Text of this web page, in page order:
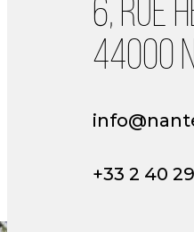
6, RUE
44000
+33 2 40